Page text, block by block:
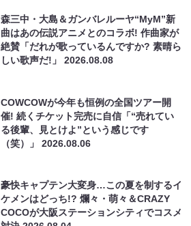
森三中・大島＆ガンバレルーヤ“MyM”新
曲はあの伝説アニメとのコラボ! 作曲家が
絶賛「だれが歌っているんですか? 素晴ら
しい歌声だ!」2026.08.08
COWCOWが今年も恒例の全国ツアー開
催! 続くチケット完売に自信「“売れてい
る後輩、見とけよ”という感じです
（笑）」2026.08.06
豪快キャプテン大変身…この夏を制するイ
ケメンはどっち!? 爛々・萌々＆CRAZY
COCOが大阪ステーションシティでコスメ